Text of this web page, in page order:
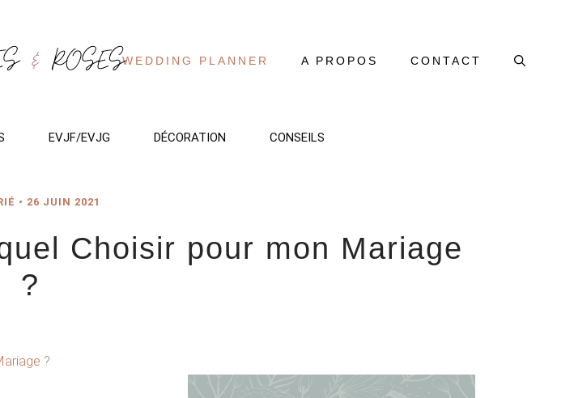
WEDDING PLANNER A PROPOS CONTACT
EVJF/EVJG DÉCORATION CONSEILS
• 26 JUIN 2021
Choisir pour mon Mariage
?
?